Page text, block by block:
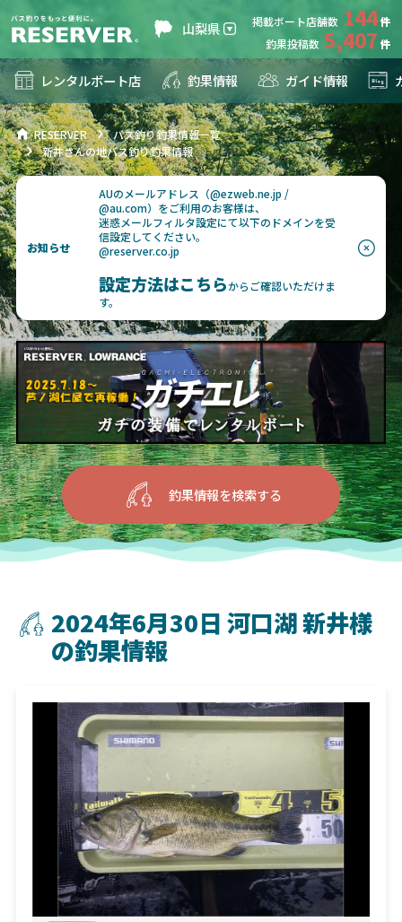
山梨県 掲載ボート店舗数 144
釣果投稿数 5,407
レンタルボート店 釣果情報 ガイド情報
RESERVER
バス釣り釣果情報一覧
新井さんの地バス釣り釣果情報
お知らせ
AUのメールアドレス（@ezweb.ne.jp /
@au.com）をご利用のお客様は、
迷惑メールフィルタ設定にて以下のドメインを受
信設定してください。
@reserver.co.jp
設定方法はこちらからご確認いただけま
す。
釣果情報を検索する
2024年6月30日 河口湖 新井様
の釣果情報